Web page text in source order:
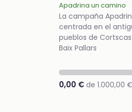
Apadrina un camino
La campaña
centrada en el
pueblos de
Baix Pallars
0,00 € de 1.000,00 €